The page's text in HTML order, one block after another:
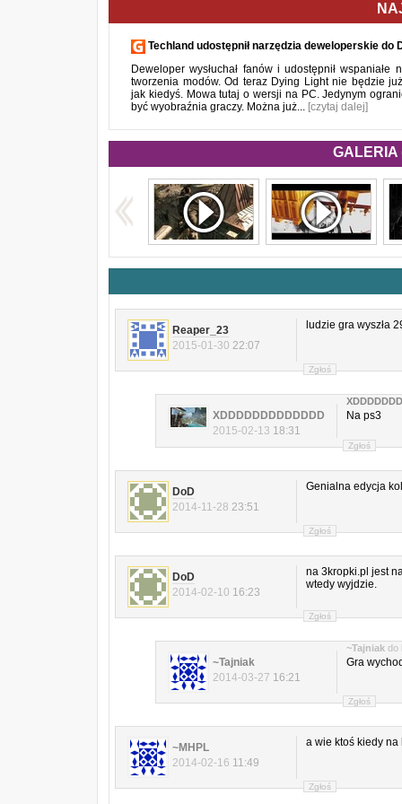
Techland udostępnił narzędzia deweloperskie do
Deweloper wysłuchał fanów i udostępnił wspaniałe
tworzenia modów. Od teraz Dying Light nie będzie
jak kiedyś. Mowa tutaj o wersji na PC. Jedynym
być wyobraźnia graczy. Można już... [czytaj dalej]
GALERIA
Reaper_23
2015-01-30 22:07
ludzie gra wyszła
Zgłoś
XDDDDDDDDDDDDD
2015-02-13 18:31
Na ps3
Zgłoś
DoD
2014-11-28 23:51
Genialna edycja
Zgłoś
DoD
2014-02-10 16:23
na 3kropki.pl jest
wtedy wyjdzie.
Zgłoś
~Tajniak
2014-03-27 16:21
~Tajniak do
Gra
Zgłoś
~MHPL
2014-02-16 11:49
a wie ktoś kiedy
Zgłoś